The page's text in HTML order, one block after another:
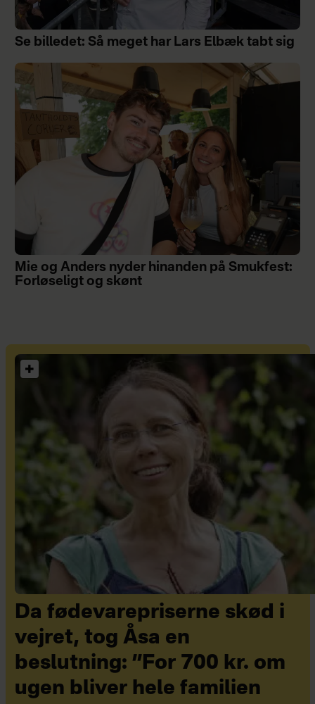
Se billedet: Så meget har Lars Elbæk tabt sig
Mie og Anders nyder hinanden på Smukfest:
Forløseligt og skønt
Da fødevarepriserne skød i
vejret, tog Åsa en
beslutning: ”For 700 kr. om
ugen bliver hele familien